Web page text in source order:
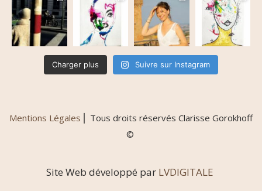
Charger plus Suivre sur Instagram
Mentions Légales ⎢ Tous droits réservés Clarisse Gorokhoff
©
Site Web développé par LVDIGITALE